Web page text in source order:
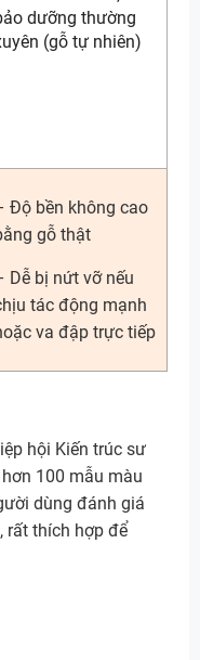
dưỡng thường
(gỗ tự nhiên)
Độ bền không cao
gỗ thật
Dễ bị nứt vỡ nếu
tác động mạnh
va đập trực tiếp
hội Kiến trúc sư
100 mẫu màu
dùng đánh giá
rất thích hợp để